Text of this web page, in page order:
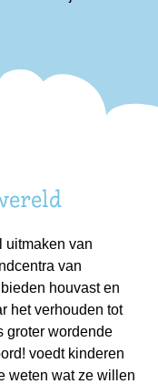
uitmaken van
van
houvast en
het verhouden tot
groter wordende
voedt kinderen
weten wat ze willen